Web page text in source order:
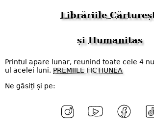
Librăriile
șiHumanitas
Printul apare lunar, reunind toate cele 4
ul acelei luni. PREMIILE FICȚIUNEA
Ne găsiți și pe: